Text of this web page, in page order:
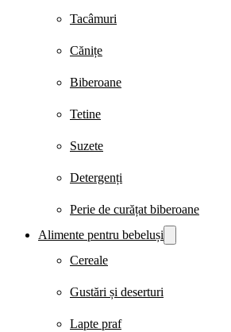
Tacâmuri
Cănițe
Biberoane
Tetine
Suzete
Detergenți
Perie de curățat biberoane
Alimente pentru bebeluși
Cereale
Gustări și deserturi
Lapte praf